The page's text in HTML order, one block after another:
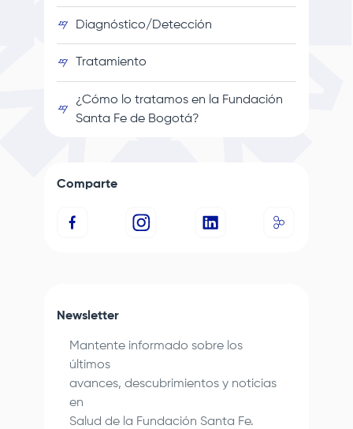
Diagnóstico/Detección
Tratamiento
¿Cómo lo tratamos en la Fundación
Santa Fe de Bogotá?
Comparte
Newsletter
Mantente informado sobre los
últimos
avances, descubrimientos y noticias
en
Salud de la Fundación Santa Fe.